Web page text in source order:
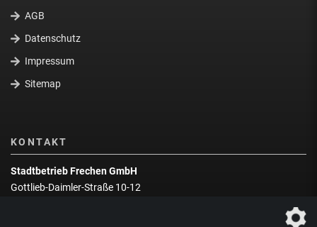
AGB
Datenschutz
Impressum
Sitemap
KONTAKT
Stadtbetrieb Frechen GmbH
Gottlieb-Daimler-Straße 10-12